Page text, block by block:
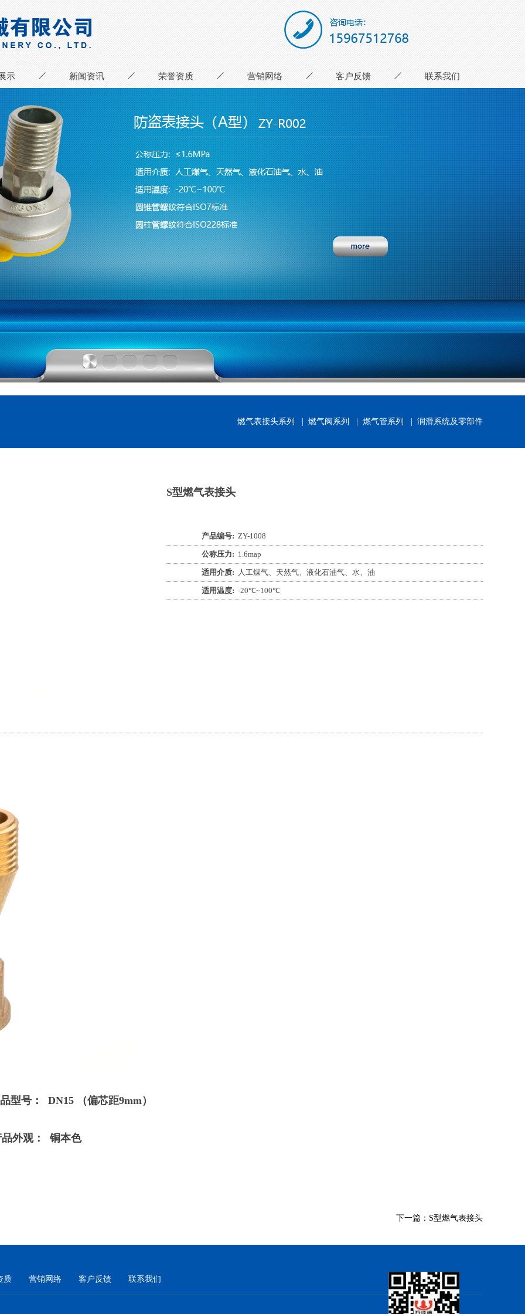
示 新闻资讯 荣誉资质 营销网络 客户反馈 联系我们
润滑系统及零部件
燃气管系列
燃气阀系列
燃气表接头系列
S型燃气表接头
产品编号: ZY-1008
公称压力: 1.6map
适用介质: 人工煤气、天然气、液化石油气、水、油
适用温度: -20℃~100℃
DN15 （偏芯距9mm）
铜本色
下一篇：S型燃气表接头
质 营销网络 客户反馈 联系我们